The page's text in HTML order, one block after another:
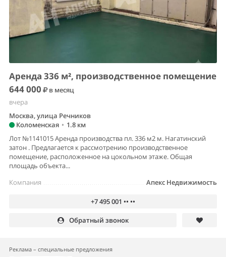
Аренда 336 м², производственное помещение
644 000
в месяц
вчера
Москва, улица Речников
Коломенская • 1.8 км
Лот №1141015 Аренда производства пл. 336 м2 м. Нагатинский
затон . Предлагается к рассмотрению производственное
помещение, расположенное на цокольном этаже. Общая
площадь объекта...
Апекс Недвижимость
Компания
+7 495 001 •• ••
Обратный звонок
Реклама – специальные предложения